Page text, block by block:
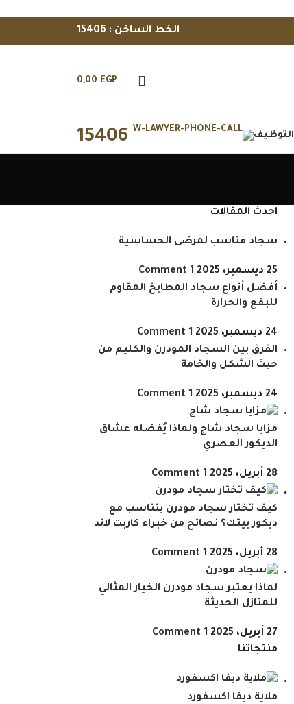
الخط الساخن : 15406
0,00 EGP
التوظيف 15406
احدث المقالات
سجاد مناسب لمرضى الحساسية
25 ديسمبر، 2025
1 Comment
أفضل أنواع سجاد المطابخ المقاوم
للبقع والحرارة
24 ديسمبر، 2025
1 Comment
الفرق بين السجاد المودرن والكليم من
حيث الشكل والخامة
24 ديسمبر، 2025 1 Comment
مزايا سجاد شاج ولماذا يُفضله عشاق
الديكور العصري
28 أبريل، 2025 1 Comment
كيف تختار سجاد مودرن يتناسب مع
ديكور بيتك؟ نصائح من خبراء كاربت لاند
28 أبريل، 2025 1 Comment
لماذا يعتبر سجاد مودرن الخيار المثالي
للمنازل الحديثة
27 أبريل، 2025
1 Comment
منتجاتنا
ملاية ديفا اكسفورد